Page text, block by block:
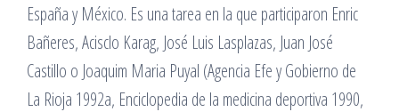
España y México. Es una tarea en la que participaron Enric
Bañeres, Acisclo Karag, José Luis Lasplazas, Juan José
Castillo o Joaquim Maria Puyal (Agencia Efe y Gobierno de
La Rioja 1992a, Enciclopedia de la medicina deportiva 1990,